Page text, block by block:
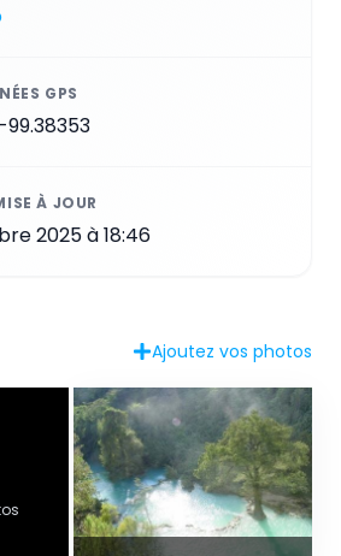
GPS
À JOUR
2025 à 18:46
Ajoutez vos photos